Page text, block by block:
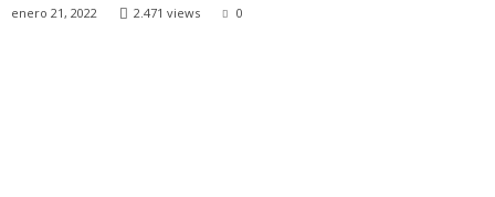
enero 21, 2022 2.471 views 0